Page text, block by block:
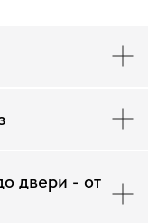
двери - от